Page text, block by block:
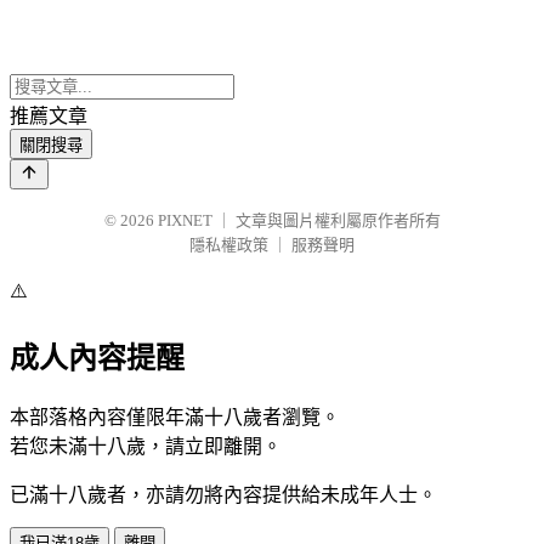
推薦文章
關閉搜尋
© 2026 PIXNET
文章與圖片權利屬原作者所有
隱私權政策
服務聲明
⚠️
成人內容提醒
本部落格內容僅限年滿十八歲者瀏覽。
若您未滿十八歲，請立即離開。
已滿十八歲者，亦請勿將內容提供給未成年人士。